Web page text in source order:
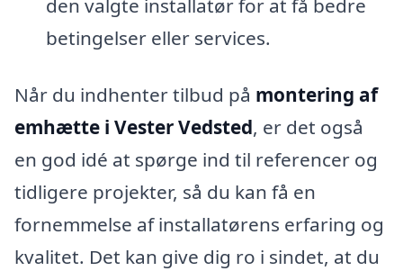
den valgte installatør for at få bedre
betingelser eller services.
Når du indhenter tilbud på montering af
emhætte i Vester Vedsted, er det også
en god idé at spørge ind til referencer og
tidligere projekter, så du kan få en
fornemmelse af installatørens erfaring og
kvalitet. Det kan give dig ro i sindet, at du